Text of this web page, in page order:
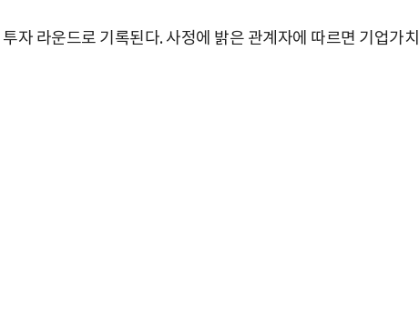
자 라운드로 기록된다. 사정에 밝은 관계자에 따르면 기업가치